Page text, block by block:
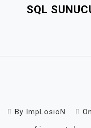
SQL
By ImpLosioN On